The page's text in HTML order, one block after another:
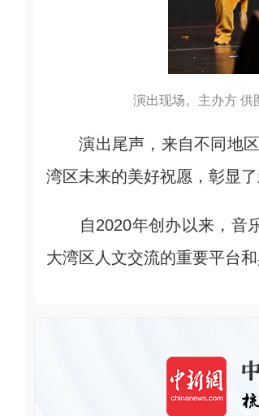
演出现场。主办方 供
演出尾声，来自不同地区
湾区未来的美好祝愿，彰显
自2020年创办以来，音乐
大湾区人文交流的重要平台